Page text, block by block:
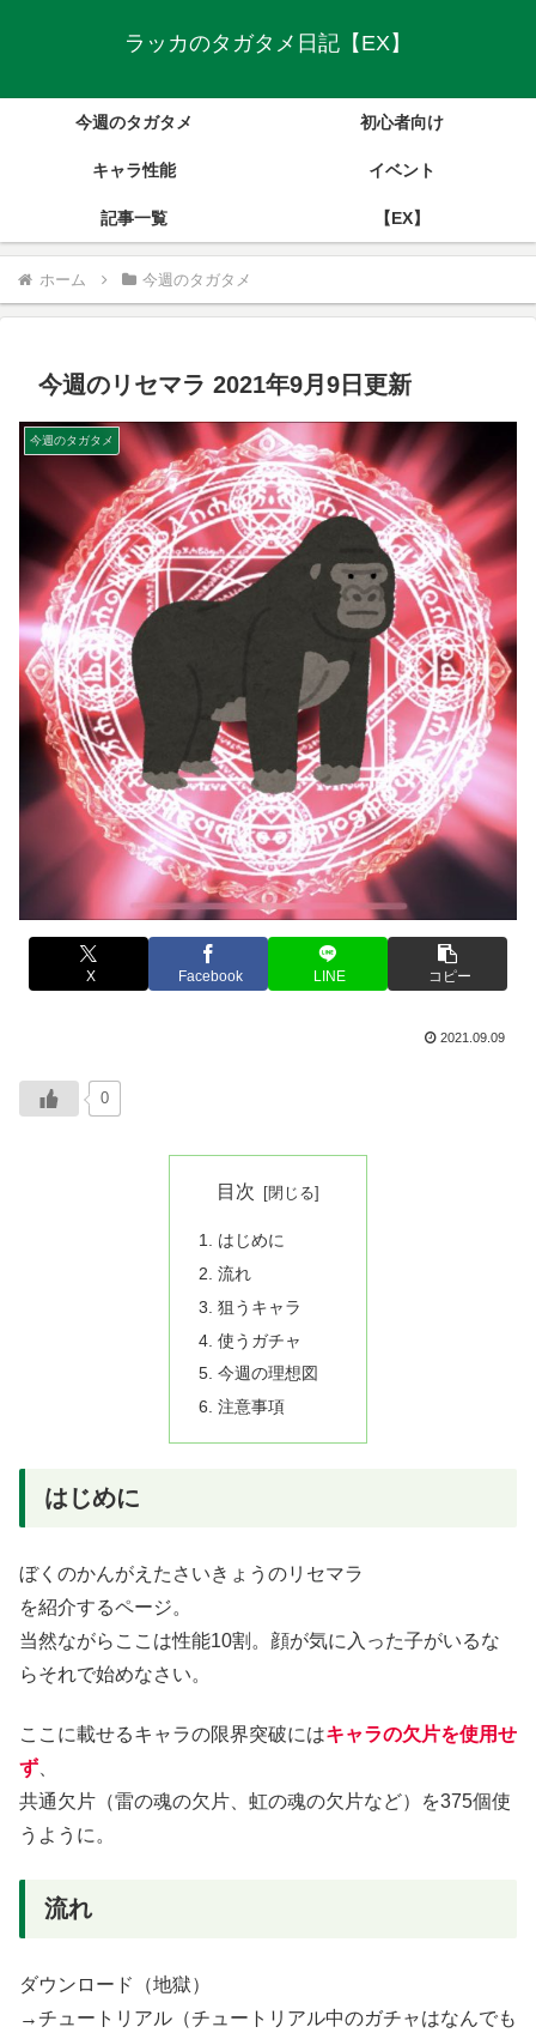
ラッカのタガタメ日記【EX】
今週のタガタメ 初心者向け
キャラ性能 イベント
記事一覧 【EX】
ホーム 今週のタガタメ
今週のリセマラ 2021年9月9日更新
今週のタガタメ
X Facebook LINE コピー
2021.09.09
0
目次
はじめに
流れ
狙うキャラ
使うガチャ
今週の理想図
注意事項
はじめに
ぼくのかんがえたさいきょうのリセマラ
を紹介するページ。
当然ながらここは性能10割。顔が気に入った子がいるな
らそれで始めなさい。
ここに載せるキャラの限界突破にはキャラの欠片を使用せ
ず
共通欠片（雷の魂の欠片、虹の魂の欠片など）を375個使
うように。
流れ
ダウンロード（地獄）
→チュートリアル（チュートリアル中のガチャはなんでも